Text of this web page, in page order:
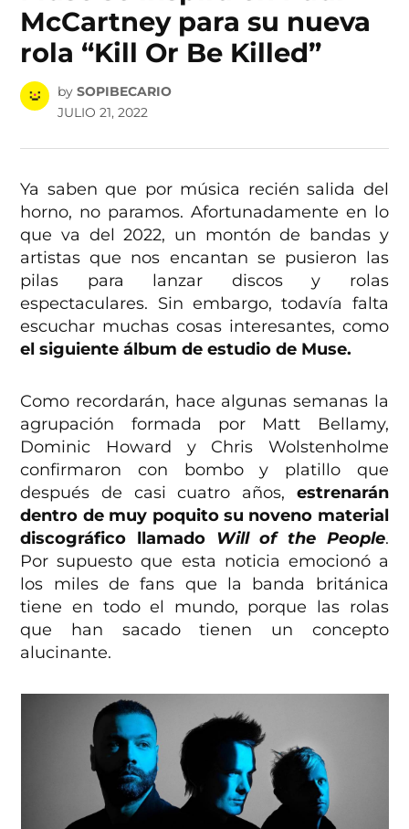
McCartney para su nueva
rola “Kill Or Be Killed”
by SOPIBECARIO
JULIO 21, 2022
Ya saben que por música recién salida del
horno, no paramos. Afortunadamente en lo
que va del 2022, un montón de bandas y
artistas que nos encantan se pusieron las
pilas para lanzar discos y rolas
espectaculares. Sin embargo, todavía falta
escuchar muchas cosas interesantes, como
el siguiente álbum de estudio de Muse.
Como recordarán, hace algunas semanas la
agrupación formada por Matt Bellamy,
Dominic Howard y Chris Wolstenholme
confirmaron con bombo y platillo que
después de casi cuatro años, estrenarán
dentro de muy poquito su noveno material
discográfico llamado Will of the People.
Por supuesto que esta noticia emocionó a
los miles de fans que la banda británica
tiene en todo el mundo, porque las rolas
que han sacado tienen un concepto
alucinante.